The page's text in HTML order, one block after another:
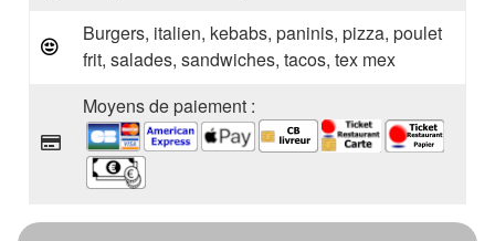
Burgers, italien, kebabs, paninis, pizza, poulet
frit, salades, sandwiches, tacos, tex mex
Moyens de paiement :